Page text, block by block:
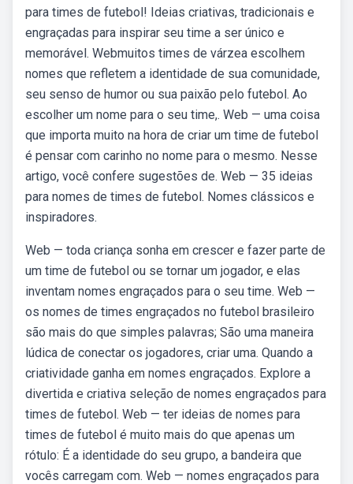
para times de futebol! Ideias criativas, tradicionais e
engraçadas para inspirar seu time a ser único e
memorável. Webmuitos times de várzea escolhem
nomes que refletem a identidade de sua comunidade,
seu senso de humor ou sua paixão pelo futebol. Ao
escolher um nome para o seu time,. Web — uma coisa
que importa muito na hora de criar um time de futebol
é pensar com carinho no nome para o mesmo. Nesse
artigo, você confere sugestões de. Web — 35 ideias
para nomes de times de futebol. Nomes clássicos e
inspiradores.
Web — toda criança sonha em crescer e fazer parte de
um time de futebol ou se tornar um jogador, e elas
inventam nomes engraçados para o seu time. Web —
os nomes de times engraçados no futebol brasileiro
são mais do que simples palavras; São uma maneira
lúdica de conectar os jogadores, criar uma. Quando a
criatividade ganha em nomes engraçados. Explore a
divertida e criativa seleção de nomes engraçados para
times de futebol. Web — ter ideias de nomes para
times de futebol é muito mais do que apenas um
rótulo: É a identidade do seu grupo, a bandeira que
vocês carregam com. Web — nomes engraçados para